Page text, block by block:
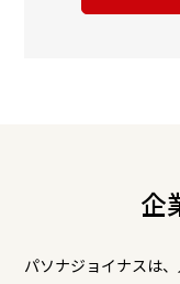
企
パソナジョイナスは